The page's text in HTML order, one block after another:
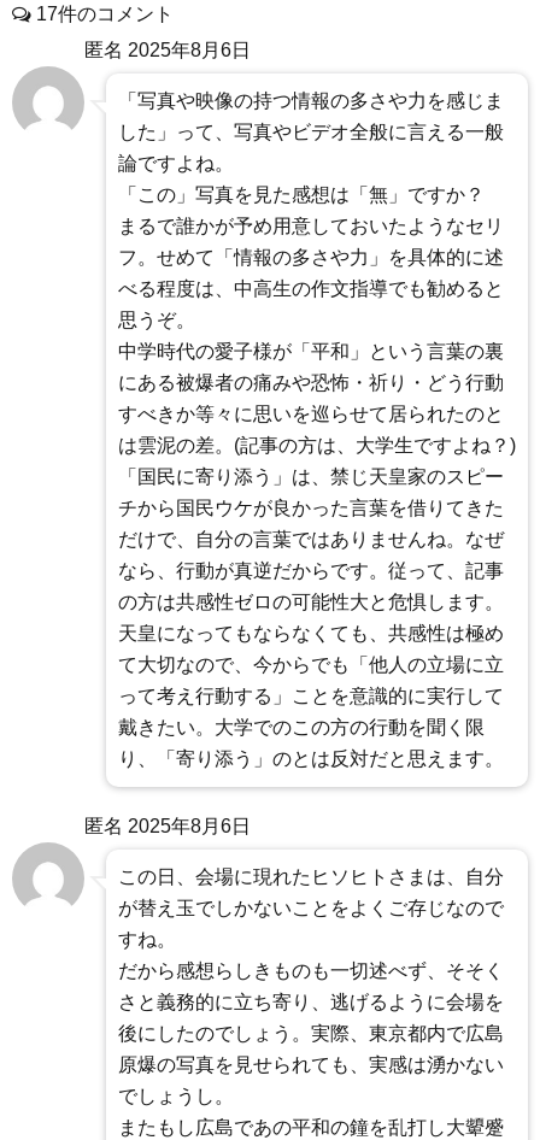
17件のコメント
匿名 2025年8月6日
「写真や映像の持つ情報の多さや力を感じま
した」って、写真やビデオ全般に言える一般
論ですよね。
「この」写真を見た感想は「無」ですか？
まるで誰かが予め用意しておいたようなセリ
フ。せめて「情報の多さや力」を具体的に述
べる程度は、中高生の作文指導でも勧めると
思うぞ。
中学時代の愛子様が「平和」という言葉の裏
にある被爆者の痛みや恐怖・祈り・どう行動
すべきか等々に思いを巡らせて居られたのと
は雲泥の差。(記事の方は、大学生ですよね？)
「国民に寄り添う」は、禁じ天皇家のスピー
チから国民ウケが良かった言葉を借りてきた
だけで、自分の言葉ではありませんね。なぜ
なら、行動が真逆だからです。従って、記事
の方は共感性ゼロの可能性大と危惧します。
天皇になってもならなくても、共感性は極め
て大切なので、今からでも「他人の立場に立
って考え行動する」ことを意識的に実行して
戴きたい。大学でのこの方の行動を聞く限
り、「寄り添う」のとは反対だと思えます。
匿名 2025年8月6日
この日、会場に現れたヒソヒトさまは、自分
が替え玉でしかないことをよくご存じなので
すね。
だから感想らしきものも一切述べず、そそく
さと義務的に立ち寄り、逃げるように会場を
後にしたのでしょう。実際、東京都内で広島
原爆の写真を見せられても、実感は湧かない
でしょうし。
またもし広島であの平和の鐘を乱打し大顰蹙